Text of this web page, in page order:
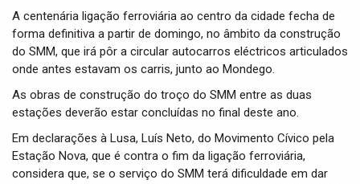
A centenária ligação ferroviária ao centro da cidade fecha de
forma definitiva a partir de domingo, no âmbito da construção
do SMM, que irá pôr a circular autocarros eléctricos articulados
onde antes estavam os carris, junto ao Mondego.
As obras de construção do troço do SMM entre as duas
estações deverão estar concluídas no final deste ano.
Em declarações à Lusa, Luís Neto, do Movimento Cívico pela
Estação Nova, que é contra o fim da ligação ferroviária,
considera que, se o serviço do SMM terá dificuldade em dar